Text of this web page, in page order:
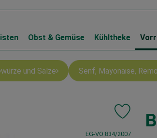
Obst & Gemüse Kühltheke
und Salze Senf, Mayonaise,
Produkt
, Verband:
EG-VO 834/2007